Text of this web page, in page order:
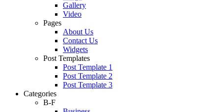
Gallery
Video
Pages
About Us
Contact Us
Widgets
Post Templates
Post Template 1
Post Template 2
Post Template 3
Categories
B-F